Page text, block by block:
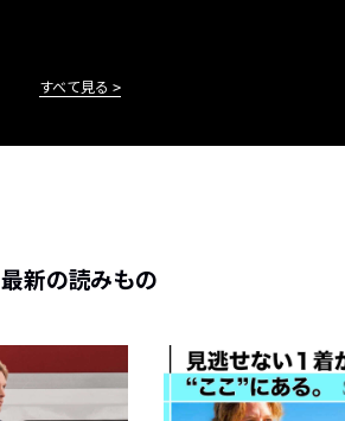
すべて見る
最新の読みもの